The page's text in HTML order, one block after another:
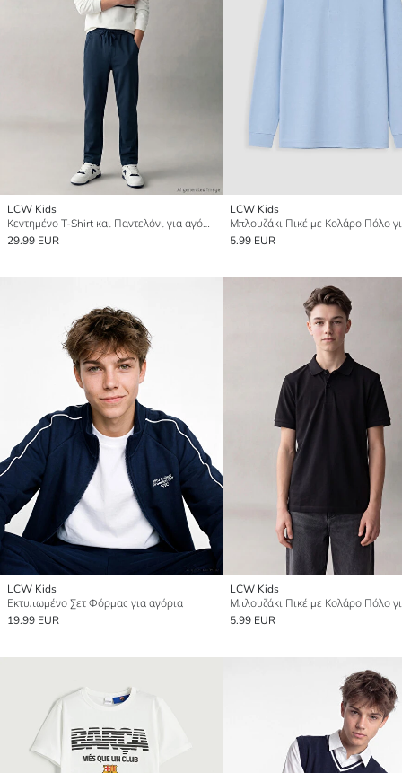
LCW Kids
Κεντημένο T-Shirt και Παντελόνι για αγόρια
29.99 EUR
LCW Kids
5.99 EUR
LCW Kids
Εκτυπωμένο Σετ Φόρμας για αγόρια
19.99 EUR
LCW Kids
5.99 EUR